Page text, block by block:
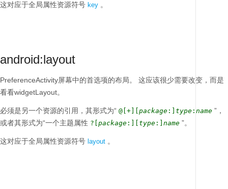
这对应于全局属性资源符号 key 。
android:layout
PreferenceActivity屏幕中的首选项的布局。
这应该很少需要改变，而是
看看widgetLayout。
必须是另一个资源的引用，其形式为“ @[+][ package :] type : name ”，
或者其形式为“一个主题属性 ?[ package :][ type :] name ”。
这对应于全局属性资源符号 layout 。